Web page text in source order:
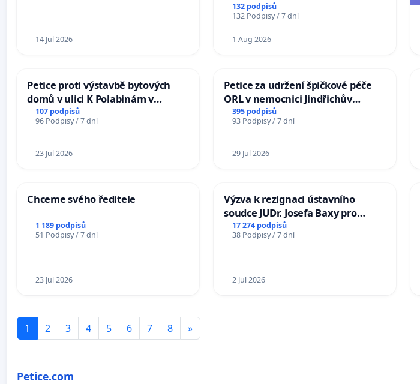
14 Jul 2026
132 podpisů
132 Podpisy / 7 dní
1 Aug 2026
Petice proti výstavbě bytových
domů v ulici K Polabinám v
Pardubicích
107 podpisů
96 Podpisy / 7 dní
23 Jul 2026
Petice za udržení špičkové péče
ORL v nemocnici Jindřichův
Hradec
395 podpisů
93 Podpisy / 7 dní
29 Jul 2026
Chceme svého ředitele
1 189 podpisů
51 Podpisy / 7 dní
23 Jul 2026
Výzva k rezignaci ústavního
soudce JUDr. Josefa Baxy pro
ohrožení důvěry ve spravedlivý
proces
17 274 podpisů
38 Podpisy / 7 dní
2 Jul 2026
1 2 3 4 5 6 7 8 »
Petice.com